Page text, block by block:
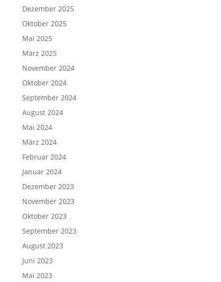
Dezember 2025
Oktober 2025
Mai 2025
März 2025
November 2024
Oktober 2024
September 2024
August 2024
Mai 2024
März 2024
Februar 2024
Januar 2024
Dezember 2023
November 2023
Oktober 2023
September 2023
August 2023
Juni 2023
Mai 2023